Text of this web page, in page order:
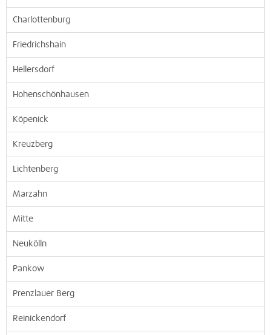
Charlottenburg
Friedrichshain
Hellersdorf
Hohenschönhausen
Köpenick
Kreuzberg
Lichtenberg
Marzahn
Mitte
Neukölln
Pankow
Prenzlauer Berg
Reinickendorf